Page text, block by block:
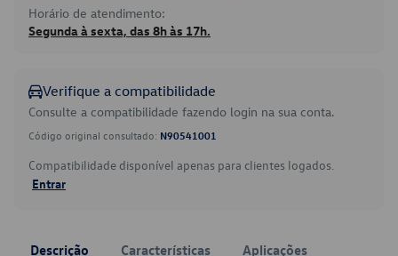
Horário de atendimento:
Segunda à sexta, das 8h às 17h.
Verifique a compatibilidade
Consulte a compatibilidade fazendo login na sua conta.
Código original consultado: N90541001
Compatibilidade disponível apenas para clientes logados.
Entrar
Descrição Características Aplicações